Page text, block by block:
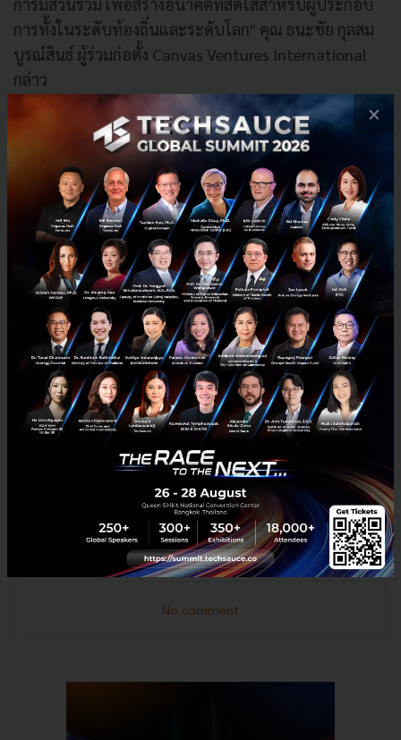
การมีส่วนร่วม เพื่อสร้างอนาคตที่สดใสสำหรับผู้ประกอบ
การทั้งในระดับท้องถิ่นและระดับโลก" คุณ ธนะชัย กุลสม
บูรณ์สินธ์ ผู้ร่วมก่อตั้ง Canvas Ventures International
กล่าว
โครงการนี้ตั้งเป้าระดมทุนรวมกว่า 500 ล้านบาท และสร้าง
มูลค่าทางธุรกิจ 5,000 ล้านบาท ภายในไม่กี่ปี โดยมีเสา
หลักยุทธศาสตร์ 8 ด้าน ได้แก่ การวางรากฐานธุรกิจ การ
เปิดตลาดใหม่ การสร้างกลยุทธ์ การส่งเสริมความคิด
สร้างสรรค์ และการบริหารจัดการการลงทุน
โอกาสการเข้าร่วมโครงการ
ผู้สนใจสามารถสมัครเข้าร่วมโครงการ PAINT ได้ตั้งแต่วันที่
6 ธันวาคม 2024 โดยมีค่าลงทะเบียนแบบ Early Bird
129,900 บาทต่อคน จนถึงวันที่ 6 มกราคม 2025 โครงการ
จะเริ่มอย่างเป็นทางการในวันที่ 6 กุมภาพันธ์ 2025
ผู้สนใจสามารถติดตามรายละเอียดเพิ่มเติมได้ที่
www.canvasventures.vc
Pink Economy
No comment
×